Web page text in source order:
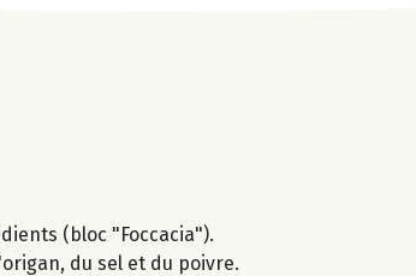
(bloc "Foccacia").
du sel et du poivre.